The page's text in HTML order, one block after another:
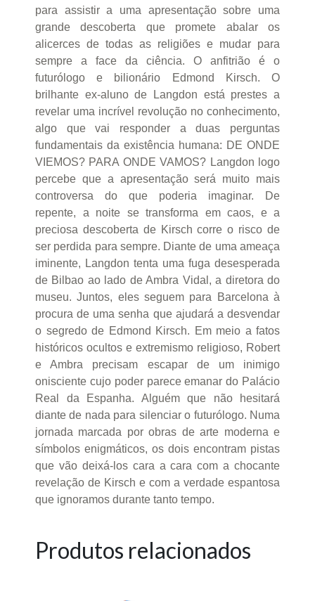
para assistir a uma apresentação sobre uma
grande descoberta que promete abalar os
alicerces de todas as religiões e mudar para
sempre a face da ciência. O anfitrião é o
futurólogo e bilionário Edmond Kirsch. O
brilhante ex-aluno de Langdon está prestes a
revelar uma incrível revolução no conhecimento,
algo que vai responder a duas perguntas
fundamentais da existência humana: DE ONDE
VIEMOS? PARA ONDE VAMOS? Langdon logo
percebe que a apresentação será muito mais
controversa do que poderia imaginar. De
repente, a noite se transforma em caos, e a
preciosa descoberta de Kirsch corre o risco de
ser perdida para sempre. Diante de uma ameaça
iminente, Langdon tenta uma fuga desesperada
de Bilbao ao lado de Ambra Vidal, a diretora do
museu. Juntos, eles seguem para Barcelona à
procura de uma senha que ajudará a desvendar
o segredo de Edmond Kirsch. Em meio a fatos
históricos ocultos e extremismo religioso, Robert
e Ambra precisam escapar de um inimigo
onisciente cujo poder parece emanar do Palácio
Real da Espanha. Alguém que não hesitará
diante de nada para silenciar o futurólogo. Numa
jornada marcada por obras de arte moderna e
símbolos enigmáticos, os dois encontram pistas
que vão deixá-los cara a cara com a chocante
revelação de Kirsch e com a verdade espantosa
que ignoramos durante tanto tempo.
Produtos relacionados